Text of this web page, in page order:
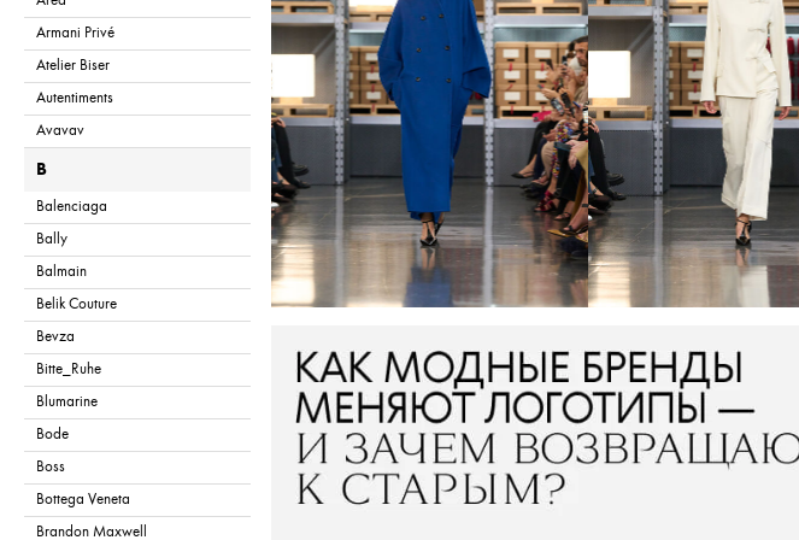
Armani Privé
Atelier Biser
Autentiments
Avavav
B
Balenciaga
Bally
Balmain
Belik Couture
Bevza
Bitte_Ruhe
Blumarine
Bode
Boss
Bottega Veneta
Brandon Maxwell